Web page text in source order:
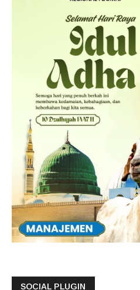
SOCIAL PLUGIN